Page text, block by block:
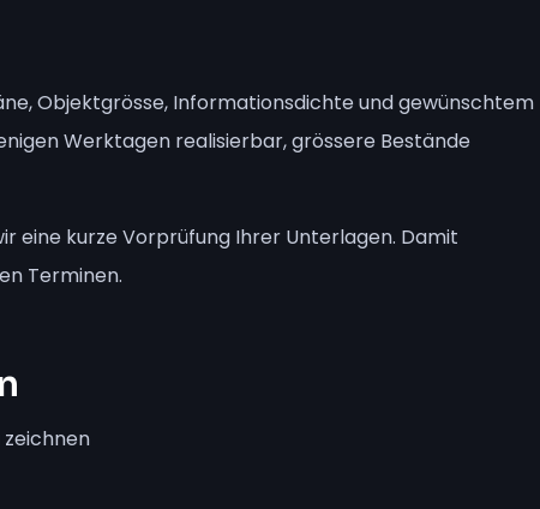
Objektgrösse, Informationsdichte und gewünschtem
Werktagen realisierbar, grössere Bestände
eine kurze Vorprüfung Ihrer Unterlagen. Damit
Terminen.